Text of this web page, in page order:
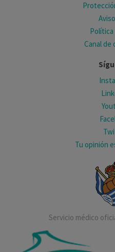
Política
Canal de
Tu opinión
Servicio médico